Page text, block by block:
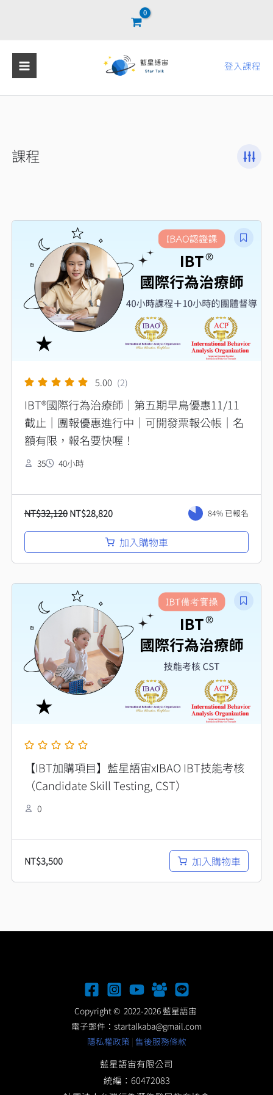
登入課程
課程
5.00 (2)
IBT®國際行為治療師｜第五期早鳥優惠11/11
截止｜團報優惠進行中｜可開發票報公帳｜名
額有限，報名要快喔！
35 40小時
NT$32,120
原
始
價
格：
NT$32,120。
NT$28,820
價
格：
NT$28,820。
84% 已報名
加入購物車
【IBT加購項目】藍星語宙xIBAO IBT技能考核
（Candidate Skill Testing, CST）
0
NT$3,500 加入購物車
Copyright © 2022-2026 藍星語宙
電子郵件： startalkaba@gmail.com
隱私權政策 | 售後服務條款
藍星語宙有限公司
統編：60472083